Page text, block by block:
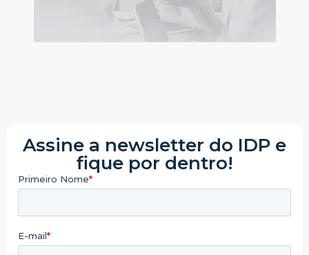
Assine a newsletter do IDP e
fique por dentro!